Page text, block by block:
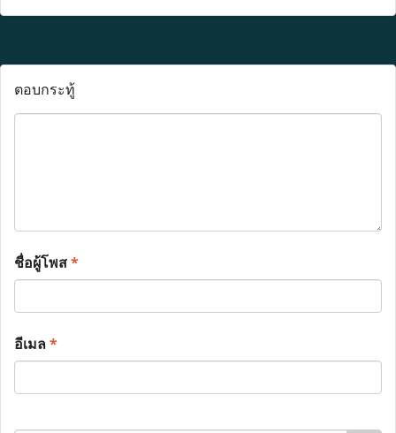
ตอบกระทู้
ชื่อผู้โพส*
อีเมล*